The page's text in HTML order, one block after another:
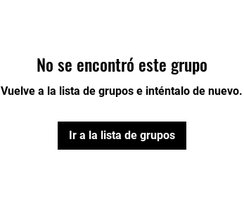
No se encontró este grupo
Vuelve a la lista de grupos e inténtalo de nuevo.
Ir a la lista de grupos